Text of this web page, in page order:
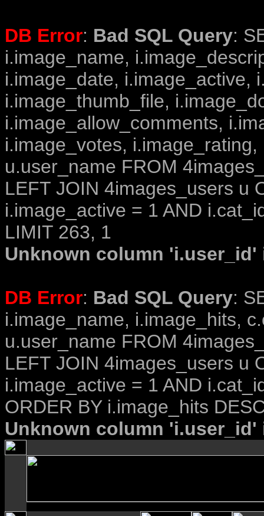
DB Error: Bad SQL Query:
i.image_name,
i.image_date, i.image_active,
i.image_thumb_file,
i.image_allow_comments,
i.image_votes,
u.user_name FROM
LEFT JOIN 4images_users u
i.image_active = 1 AND
LIMIT 263, 1
Unknown column
DB Error: Bad SQL Query:
i.image_name, i.image_hits,
u.user_name FROM
LEFT JOIN 4images_users u
i.image_active = 1 AND
ORDER BY i.image_hits
Unknown column